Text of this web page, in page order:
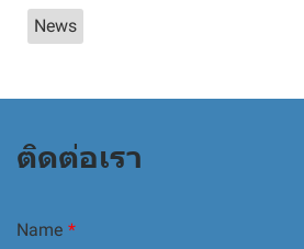
News
ติดต่อเรา
Name